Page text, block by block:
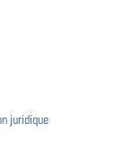
juridique